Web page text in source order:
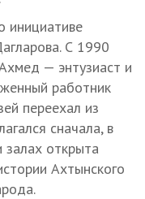
инициативе
С 1990
— энтузиаст и
работник
переехал из
сначала, в
залах открыта
Ахтынского